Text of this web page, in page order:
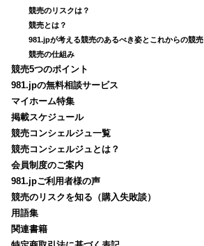
競売のリスクは？
競売とは？
981.jpが考える競売のあるべき姿とこれからの競売
競売の仕組み
競売5つのポイント
981.jpの無料相談サービス
マイホーム特集
掲載スケジュール
競売コンシェルジュ一覧
競売コンシェルジュとは？
会員制度のご案内
981.jpご利用者様の声
競売のリスクを知る（購入失敗談）
用語集
関連書籍